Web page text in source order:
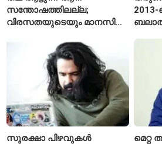
സന്തോഷത്തിലല്ല;
വിരസതയുടെയും മാനസിക
ലക്ഷണമെന്ന് വിദഗ്ധർ
സുരക്ഷാ പിഴവുകൾ
മെറ്റ